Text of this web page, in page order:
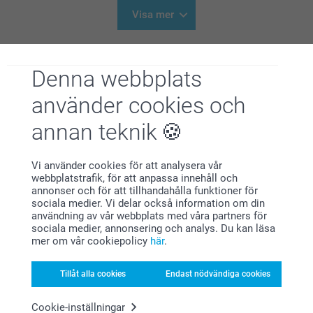
Denna webbplats
använder cookies och
annan teknik
Vi använder cookies för att analysera vår
webbplatstrafik, för att anpassa innehåll och
annonser och för att tillhandahålla funktioner för
sociala medier. Vi delar också information om din
användning av vår webbplats med våra partners för
sociala medier, annonsering och analys. Du kan läsa
mer om vår cookiepolicy här.
Tillåt alla cookies Endast nödvändiga cookies
Cookie-inställningar
Vi önskar dig en fin dag!
Varma hälsningar,
Johanna, Smartphoto
Visa mer
Tallriksunderlägg plast -1st
4 varianter
Från 119,00
(82 omdömen)
Vinylposter
Mer än 10 varianter
Från 319,00
(8 omdömen)
Husnummer
219,00
(1 omdömen)
Namnskylt
219,00
(4 omdömen)
julpynt i år. Servera glöggen från en personlig